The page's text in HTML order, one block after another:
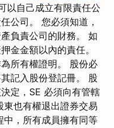
以自己成立有限責任公
公司。 您必須知道，
負責公司的財務。 如
金金額以內的責任。
所有權證明。 股份必
記入股份登記冊。 股
定，SE 必須向有管轄
也有權退出證券交易
中，所有成員擁有同等